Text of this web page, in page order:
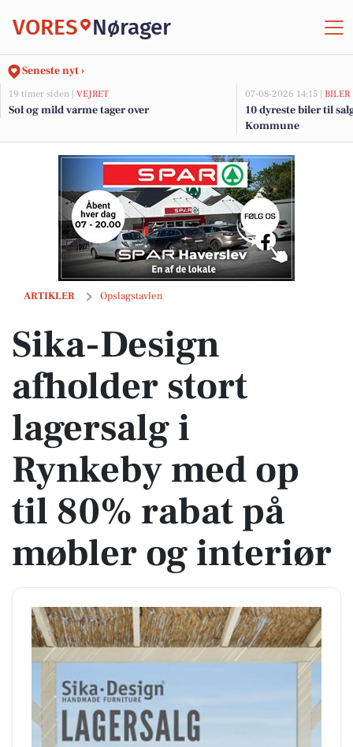
VORES Nørager
Seneste nyt ›
19 timer siden | VEJRET
Sol og mild varme tager over
07-08-2026 14:15 | BILER
10 dyreste biler til
Kommune
ARTIKLER Opslagstavlen
Sika-Design afholder stort lagersalg i Rynkeby med op til 80% rabat
Sika-Design
afholder stort
lagersalg i
Rynkeby med op
til 80% rabat på
møbler og interiør